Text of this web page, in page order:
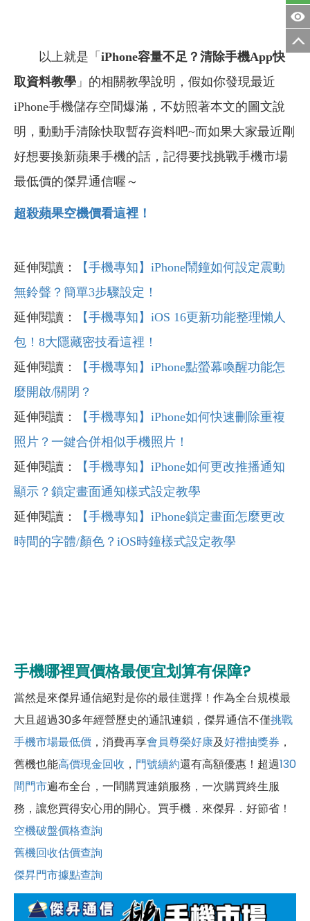
以上就是「 iPhone容量不足？清除手機App快
取資料教學 」的相關教學說明，假如你發現最近
iPhone手機儲存空間爆滿，不妨照著本文的圖文說
明，動動手清除快取暫存資料吧~而如果大家最近剛
好想要換新蘋果手機的話，記得要找挑戰手機市場
最低價的傑昇通信喔～
超殺蘋果空機價看這裡！
延伸閱讀：
【手機專知】iPhone鬧鐘如何設定震動
無鈴聲？簡單3步驟設定！
延伸閱讀：
【手機專知】iOS 16更新功能整理懶人
包！8大隱藏密技看這裡！
延伸閱讀：
【手機專知】iPhone點螢幕喚醒功能怎
麼開啟/關閉？
延伸閱讀：
【手機專知】iPhone如何快速刪除重複
照片？一鍵合併相似手機照片！
延伸閱讀：
【手機專知】iPhone如何更改推播通知
顯示？鎖定畫面通知樣式設定教學
延伸閱讀：
【手機專知】iPhone鎖定畫面怎麼更改
時間的字體/顏色？iOS時鐘樣式設定教學
手機哪裡買價格最便宜划算有保障?
當然是來傑昇通信絕對是你的最佳選擇！作為全台規模最
大且超過30多年經營歷史的通訊連鎖，傑昇通信不僅挑戰
手機市場最低價 ，消費再享會員尊榮好康及好禮抽獎券 ，
舊機也能高價現金回收 ， 門號續約還有高額優惠！超過130
間門市遍布全台，一間購買連鎖服務，一次購買終生服
務，讓您買得安心用的開心。買手機．來傑昇．好節省！
空機破盤價格查詢
舊機回收估價查詢
傑昇門市據點查詢